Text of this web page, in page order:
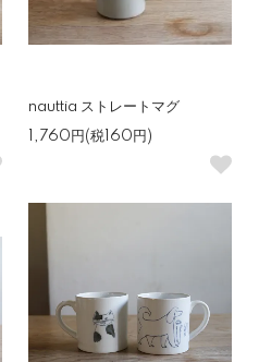
nauttia ストレートマグ
1,760円(税160円)